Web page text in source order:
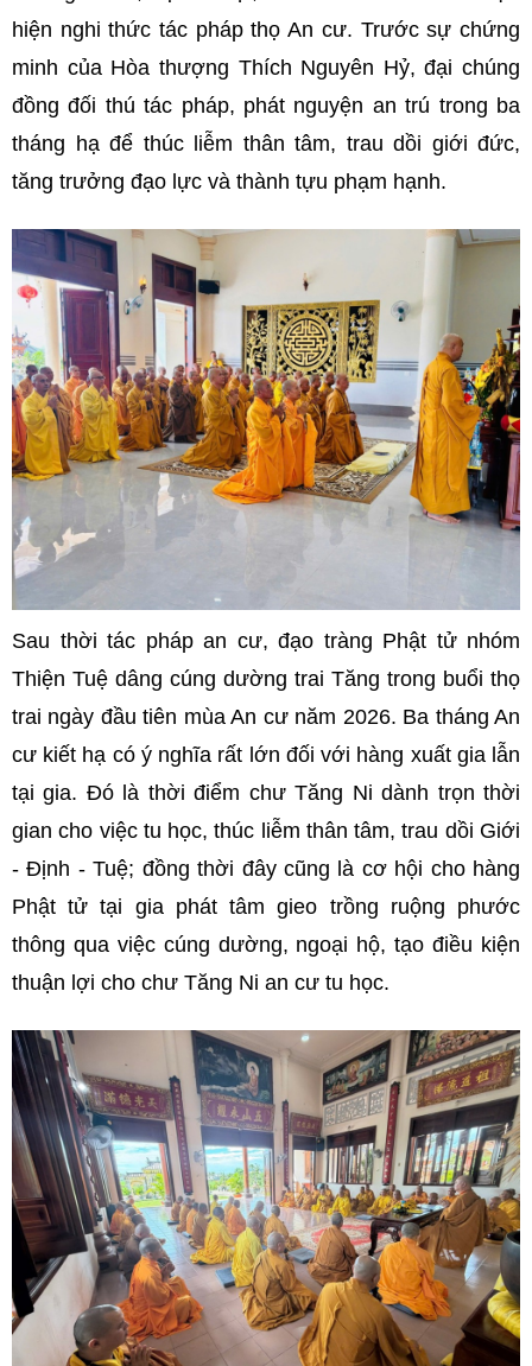
hiện nghi thức tác pháp thọ An cư. Trước sự chứng
minh của Hòa thượng Thích Nguyên Hỷ, đại chúng
đồng đối thú tác pháp, phát nguyện an trú trong ba
tháng hạ để thúc liễm thân tâm, trau dồi giới đức,
tăng trưởng đạo lực và thành tựu phạm hạnh.
Sau thời tác pháp an cư, đạo tràng Phật tử nhóm
Thiện Tuệ dâng cúng dường trai Tăng trong buổi thọ
trai ngày đầu tiên mùa An cư năm 2026. Ba tháng An
cư kiết hạ có ý nghĩa rất lớn đối với hàng xuất gia lẫn
tại gia. Đó là thời điểm chư Tăng Ni dành trọn thời
gian cho việc tu học, thúc liễm thân tâm, trau dồi Giới
- Định - Tuệ; đồng thời đây cũng là cơ hội cho hàng
Phật tử tại gia phát tâm gieo trồng ruộng phước
thông qua việc cúng dường, ngoại hộ, tạo điều kiện
thuận lợi cho chư Tăng Ni an cư tu học.